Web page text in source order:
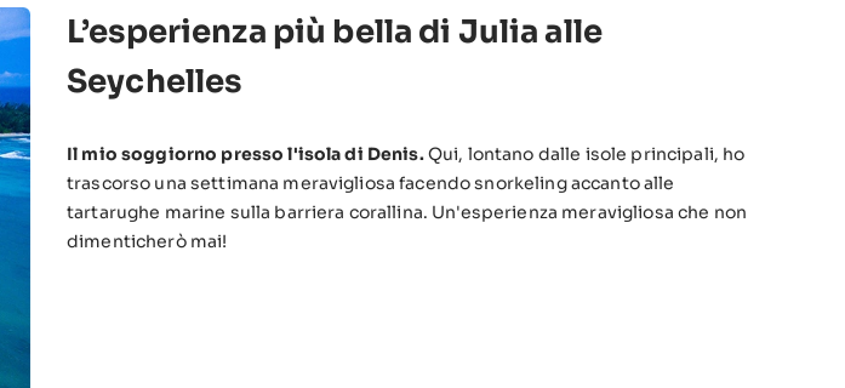
L’esperienza più bella di Julia alle
Seychelles
Il mio soggiorno presso l'isola di Denis.Qui, lontano dalle isole principali, ho
trascorso una settimana meravigliosa facendo snorkeling accanto alle
tartarughe marine sulla barriera corallina. Un'esperienza meravigliosa che non
dimenticherò mai!